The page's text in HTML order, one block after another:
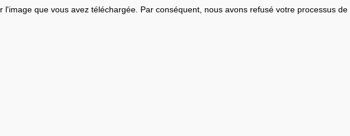
que vous avez téléchargée. Par conséquent, nous avons refusé votre processus de